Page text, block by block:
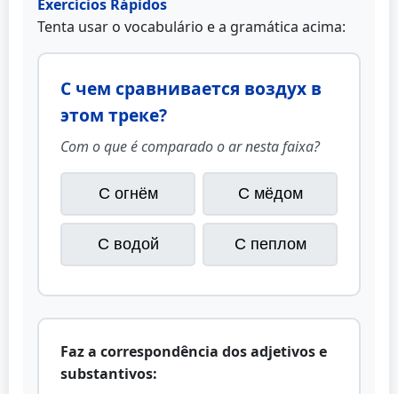
Exercícios Rápidos
Tenta usar o vocabulário e a gramática acima:
С чем сравнивается воздух в
этом треке?
Com o que é comparado o ar nesta faixa?
С огнём С мёдом
С водой С пеплом
Faz a correspondência dos adjetivos e
substantivos: